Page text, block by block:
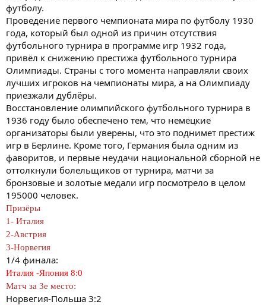
футболу.
Проведение первого чемпионата мира по футболу 1930
года, который был одной из причин отсутствия
футбольного турнира в программе игр 1932 года,
привёл к снижению престижа футбольного турнира
Олимпиады. Страны с того момента направляли своих
лучших игроков на чемпионаты мира, а на Олимпиаду
приезжали дублёры.
Восстановление олимпийского футбольного турнира в
1936 году было обеспечено тем, что немецкие
организаторы были уверены, что это поднимет престиж
игр в Берлине. Кроме того, Германия была одним из
фаворитов, и первые неудачи национальной сборной не
оттолкнули болельщиков от турнира, матчи за
бронзовые и золотые медали игр посмотрело в целом
195000 человек.
Призёры
1- Италия
2-Австрия
3-Норвегия
1/4 финала:
Италия -Япония 8:0
Матч за 3е место:
Норвегия-Польша 3:2